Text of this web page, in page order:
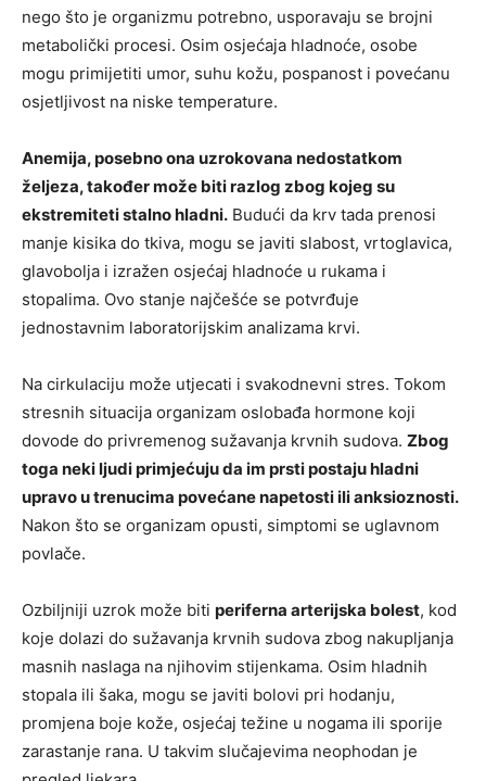
nego što je organizmu potrebno, usporavaju se brojni
metabolički procesi. Osim osjećaja hladnoće, osobe
mogu primijetiti umor, suhu kožu, pospanost i povećanu
osjetljivost na niske temperature.
Anemija, posebno ona uzrokovana nedostatkom
željeza, također može biti razlog zbog kojeg su
ekstremiteti stalno hladni. Budući da krv tada prenosi
manje kisika do tkiva, mogu se javiti slabost, vrtoglavica,
glavobolja i izražen osjećaj hladnoće u rukama i
stopalima. Ovo stanje najčešće se potvrđuje
jednostavnim laboratorijskim analizama krvi.
Na cirkulaciju može utjecati i svakodnevni stres. Tokom
stresnih situacija organizam oslobađa hormone koji
dovode do privremenog sužavanja krvnih sudova. Zbog
toga neki ljudi primjećuju da im prsti postaju hladni
upravo u trenucima povećane napetosti ili anksioznosti.
Nakon što se organizam opusti, simptomi se uglavnom
povlače.
Ozbiljniji uzrok može biti periferna arterijska bolest, kod
koje dolazi do sužavanja krvnih sudova zbog nakupljanja
masnih naslaga na njihovim stijenkama. Osim hladnih
stopala ili šaka, mogu se javiti bolovi pri hodanju,
promjena boje kože, osjećaj težine u nogama ili sporije
zarastanje rana. U takvim slučajevima neophodan je